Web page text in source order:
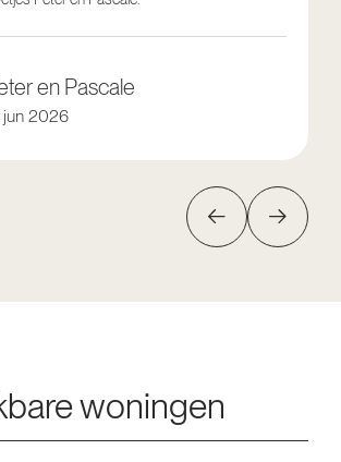
en Pascale
jun 2026
woningen